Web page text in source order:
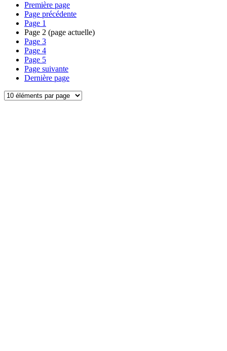
Première page
Page précédente
Page 1
Page 2 (page actuelle)
Page 3
Page 4
Page 5
Page suivante
Dernière page